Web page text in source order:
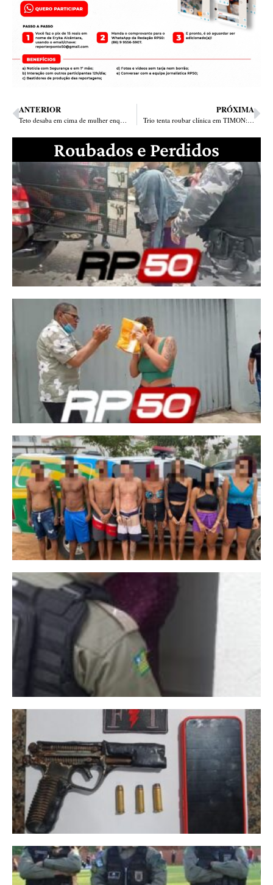
ANTERIOR
Teto desaba em cima de mulher enquanto dormia em sua casa na zona Sul
PRÓXIMA
Trio tenta roubar clínica em TIMON: 1 baleado , 2 presos
Roubados e Perdidos